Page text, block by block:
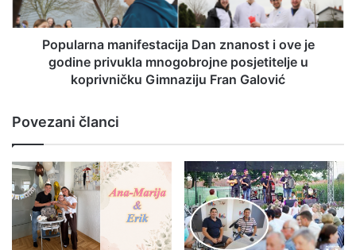
Popularna manifestacija Dan znanost i ove je
godine privukla mnogobrojne posjetitelje u
koprivničku Gimnaziju Fran Galović
Povezani članci